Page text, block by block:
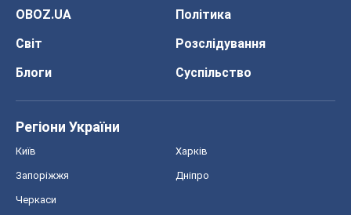
OBOZ.UA
Політика
Світ
Розслідування
Блоги
Суспільство
Регіони України
Київ Харків
Запоріжжя Дніпро
Черкаси